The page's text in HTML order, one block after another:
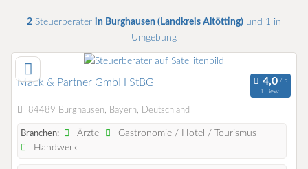
2 Steuerberater in Burghausen (Landkreis Altötting) und 1 in
Umgebung
Mack & Partner GmbH StBG
1 Bew.
84489 Burghausen, Bayern, Deutschland
Branchen: Ärzte
Gastronomie / Hotel / Tourismus
Handwerk